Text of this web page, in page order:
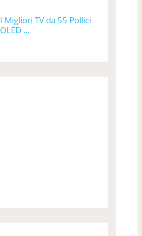
I Migliori TV da 55 Pollici
OLED …